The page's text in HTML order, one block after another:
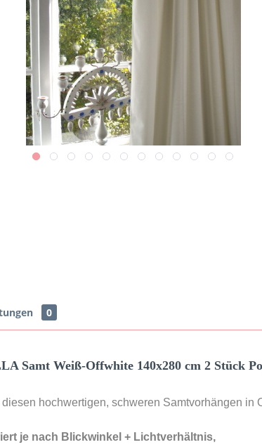
0
Samt Weiß-Offwhite 140x280 cm 2 Stück
hochwertigen, schweren Samtvorhängen in
je nach Blickwinkel + Lichtverhältnis,